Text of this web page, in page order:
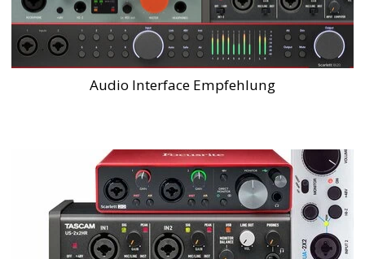
Audio Interface Empfehlung